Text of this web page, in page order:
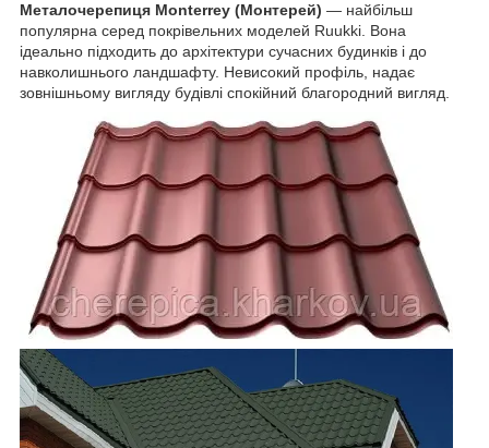
Металочерепиця Monterrey (Монтерей) — найбільш
популярна серед покрівельних моделей Ruukki. Вона
ідеально підходить до архітектури сучасних будинків і до
навколишнього ландшафту. Невисокий профіль, надає
зовнішньому вигляду будівлі спокійний благородний вигляд.